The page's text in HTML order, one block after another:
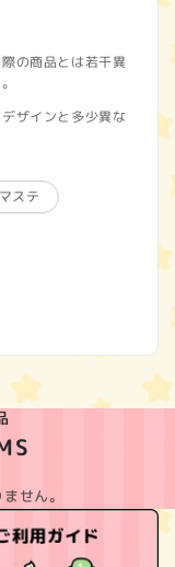
の商品とは若干異
ザインと多少異な
ステ
せん。